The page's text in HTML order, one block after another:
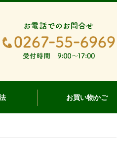
お買い物かご